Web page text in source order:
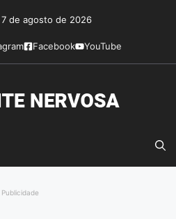
de agosto de 2026
Facebook YouTube
Publicidade